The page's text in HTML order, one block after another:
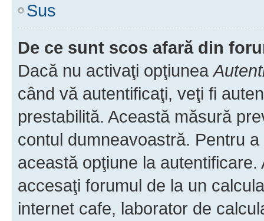
Sus
De ce sunt scos afară din
Dacă nu activaţi opţiunea
când vă autentificaţi, veţi fi
prestabilită. Această măsură
contul dumneavoastră. Pentru
această opţiune la
accesaţi forumul de la un
internet cafe, laborator de